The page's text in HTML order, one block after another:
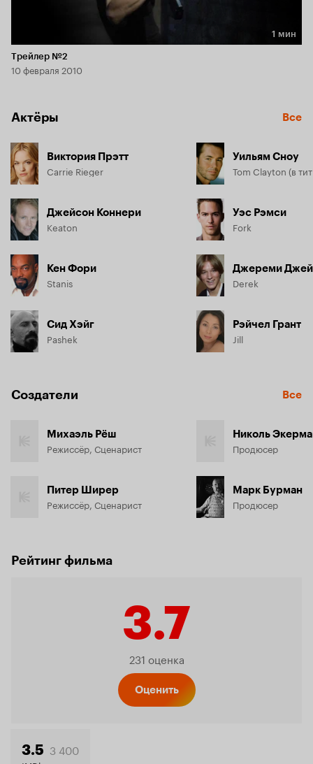
Длительность 1 мин
1 мин
Трейлер №2
10 февраля 2010
Актёры Все
Виктория Прэтт
Carrie Rieger
Джейсон Коннери
Keaton
Кен Фори
Stanis
Сид Хэйг
Pashek
Уильям Сноу
Уэс Рэмси
Fork
Derek
Рэйчел Грант
Jill
Создатели Все
Михаэль Рёш
Режиссёр, Сценарист
Питер Ширер
Режиссёр, Сценарист
Николь
Продюсер
Марк Бурман
Продюсер
Рейтинг фильма
3.7
Рейтинг
231 оценка
Оценить
3.5 3 400